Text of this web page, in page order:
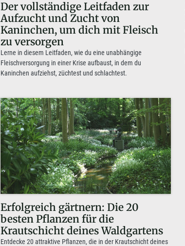
Der vollständige Leitfaden zur
Aufzucht und Zucht von
Kaninchen, um dich mit Fleisch
zu versorgen
Lerne in diesem Leitfaden, wie du eine unabhängige
Fleischversorgung in einer Krise aufbaust, in dem du
Kaninchen aufziehst, züchtest und schlachtest.
Erfolgreich gärtnern: Die 20
besten Pflanzen für die
Krautschicht deines Waldgartens
Entdecke 20 attraktive Pflanzen, die in der Krautschicht deines